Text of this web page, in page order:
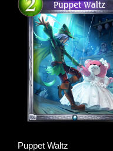
Puppet Waltz